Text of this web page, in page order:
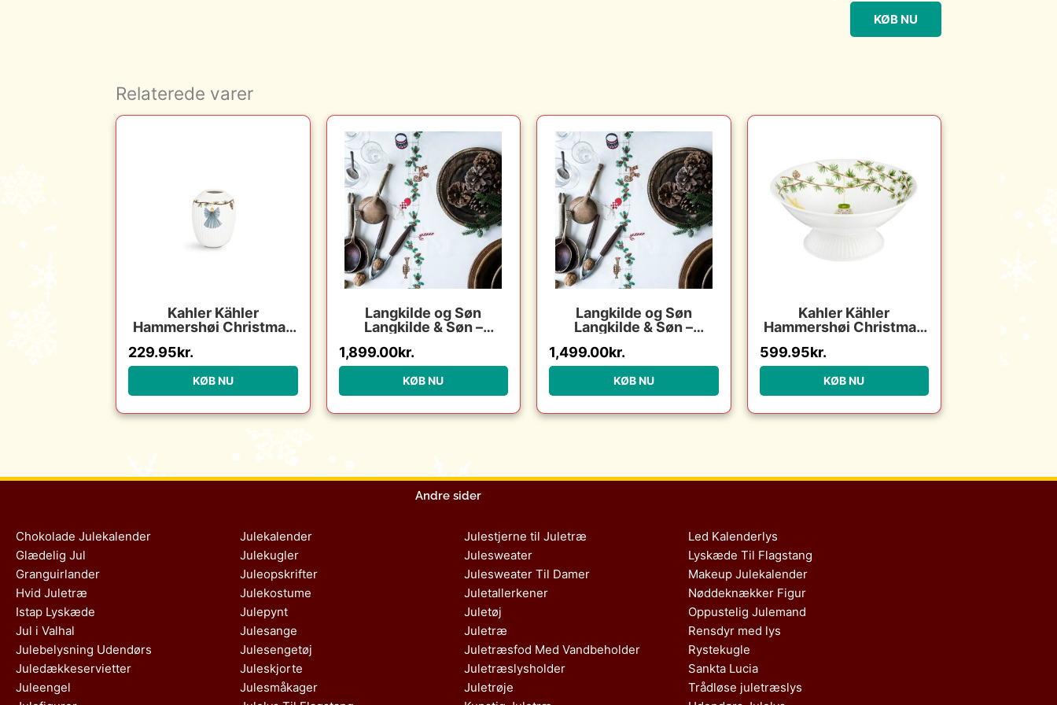
KØB NU
Relaterede varer
Kahler Kähler
Hammershøi Christmas
Christensen Møbler :
Erling Christensen
Møbler
229.95kr.
KØB NU
Langkilde og Søn
Langkilde & Søn –
140 x 340 cm. : Erling
Christensen Møbler :
Erling Christensen
Møbler
1,899.00kr.
KØB NU
Langkilde og Søn
Langkilde & Søn –
140 x 240 cm. : Erling
Christensen Møbler :
Erling Christensen
Møbler
1,499.00kr.
KØB NU
Kahler Kähler
Hammershøi Christmas
Christensen Møbler :
Erling Christensen
Møbler
599.95kr.
KØB NU
Andre sider
Chokolade Julekalender
Glædelig Jul
Granguirlander
Hvid Juletræ
Istap Lyskæde
Jul i Valhal
Julebelysning Udendørs
Juledækkeservietter
Juleengel
Julekalender
Julekugler
Juleopskrifter
Julekostume
Julepynt
Julesange
Julesengetøj
Juleskjorte
Julesmåkager
Julestjerne til Juletræ
Julesweater
Julesweater Til Damer
Juletallerkener
Juletøj
Juletræ
Juletræsfod Med Vandbeholder
Juletræslysholder
Juletrøje
Led Kalenderlys
Lyskæde Til Flagstang
Makeup Julekalender
Nøddeknækker Figur
Oppustelig Julemand
Rensdyr med lys
Rystekugle
Sankta Lucia
Trådløse juletræslys